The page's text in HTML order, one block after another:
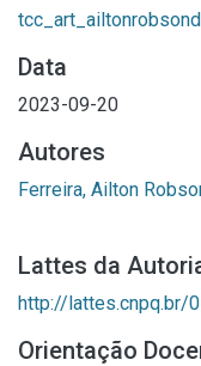
Data
2023-09-20
Autores
Ferreira, Ailton
Lattes da
http://lattes.cnpq.br/
Orientação